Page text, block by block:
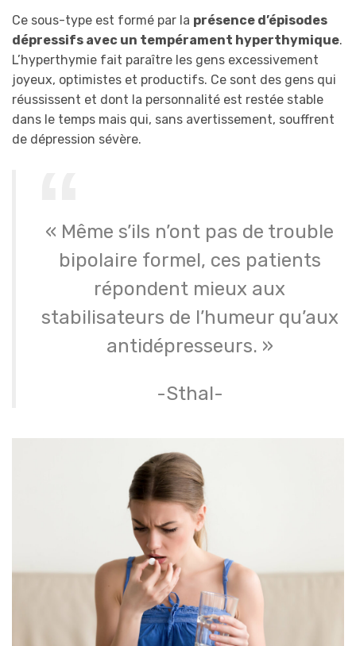
Ce sous-type est formé par la présence d’épisodes
dépressifs avec un tempérament hyperthymique.
L’hyperthymie fait paraître les gens excessivement
joyeux, optimistes et productifs. Ce sont des gens qui
réussissent et dont la personnalité est restée stable
dans le temps mais qui, sans avertissement, souffrent
de dépression sévère.
« Même s’ils n’ont pas de trouble
bipolaire formel, ces patients
répondent mieux aux
stabilisateurs de l’humeur qu’aux
antidépresseurs. »
-Sthal-